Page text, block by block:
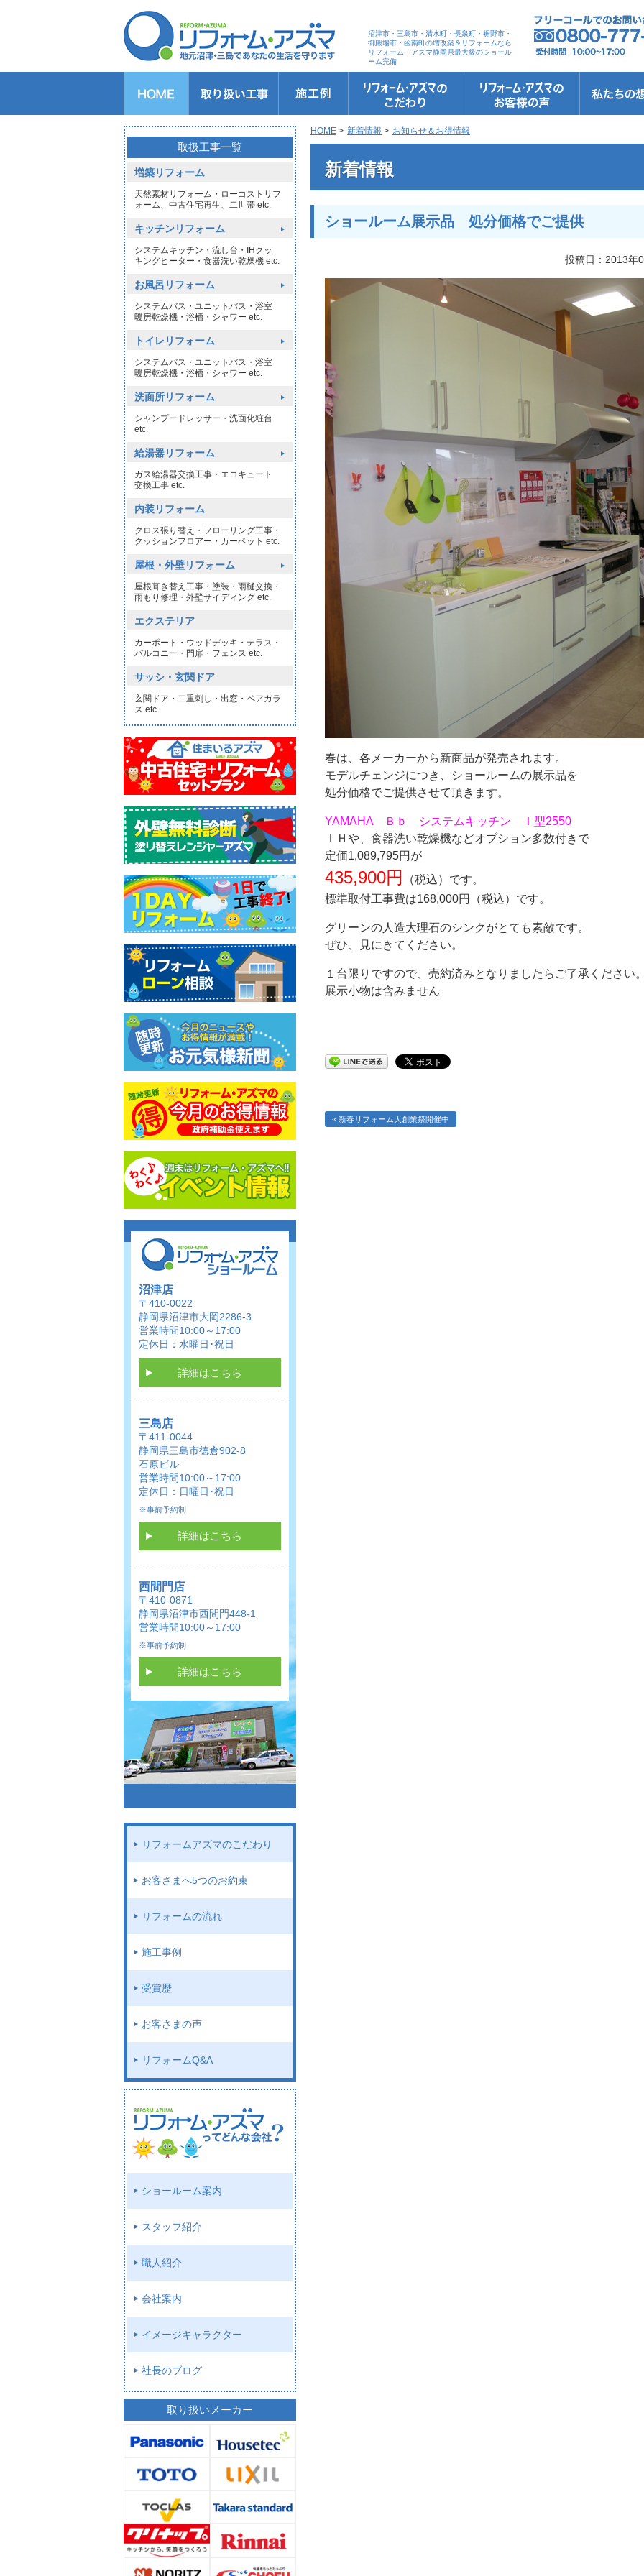
沼津市・三島市・清水町・長泉町・裾野市・
御殿場市・函南町の増改築＆リフォームなら
リフォーム・アズマ静岡県最大級のショール
ーム完備
キッチンのリフォーム
バスルームのリフォーム
トイレのリフォーム
洗面所のリフォーム
給湯器交換
窓リフォーム
玄関リフォーム
1DAYリフォーム
外壁・屋根塗装 リフォーム・アズマのこだわり
お客さまへの5つのお約束
リフォームの流れ
リフォームQ&A
安心保証
リフォームローン相談
HOME > 新着情報 > お知らせ＆お得情報
> ショールーム展示品 処分価格でご提供
新着情報
ショールーム展示品 処分価格でご提供
投稿日：2013年
春は、各メーカーから新商品が発売されます。
モデルチェンジにつき、ショールームの展示品を
処分価格でご提供させて頂きます。
YAMAHA Ｂｂ システムキッチン Ｉ型2550
ＩＨや、食器洗い乾燥機などオプション多数付きで
定価1,089,795円が
435,900円
（税込）です。
標準取付工事費は168,000円（税込）です。
グリーンの人造大理石のシンクがとても素敵です。
ぜひ、見にきてください。
１台限りですので、売約済みとなりましたらご了承ください。
展示小物は含みません
« 新春リフォーム大創業祭開催中
取扱工事一覧
増築リフォーム
天然素材リフォーム・ローコストリフ
ォーム、中古住宅再生、二世帯 etc.
キッチンリフォーム
システムキッチン・流し台・IHクッ
キングヒーター・食器洗い乾燥機 etc.
お風呂リフォーム
システムバス・ユニットバス・浴室
暖房乾燥機・浴槽・シャワー etc.
トイレリフォーム
システムバス・ユニットバス・浴室
暖房乾燥機・浴槽・シャワー etc.
洗面所リフォーム
シャンプードレッサー・洗面化粧台
etc.
給湯器リフォーム
ガス給湯器交換工事・エコキュート
交換工事 etc.
内装リフォーム
クロス張り替え・フローリング工事・
クッションフロアー・カーペット etc.
屋根・外壁リフォーム
屋根葺き替え工事・塗装・雨樋交換・
雨もり修理・外壁サイディング etc.
エクステリア
カーポート・ウッドデッキ・テラス・
バルコニー・門扉・フェンス etc.
サッシ・玄関ドア
玄関ドア・二重刺し・出窓・ペアガラ
ス etc.
沼津店
〒410-0022
静岡県沼津市大岡2286-3
営業時間10:00～17:00
定休日：水曜日･祝日
詳細はこちら
三島店
〒411-0044
静岡県三島市徳倉902-8
石原ビル
営業時間10:00～17:00
定休日：日曜日･祝日
※事前予約制
詳細はこちら
西間門店
〒410-0871
静岡県沼津市西間門448-1
営業時間10:00～17:00
※事前予約制
詳細はこちら
リフォームアズマのこだわり
お客さまへ5つのお約束
リフォームの流れ
施工事例
受賞歴
お客さまの声
リフォームQ&A
ショールーム案内
スタッフ紹介
職人紹介
会社案内
イメージキャラクター
社長のブログ
取り扱いメーカー